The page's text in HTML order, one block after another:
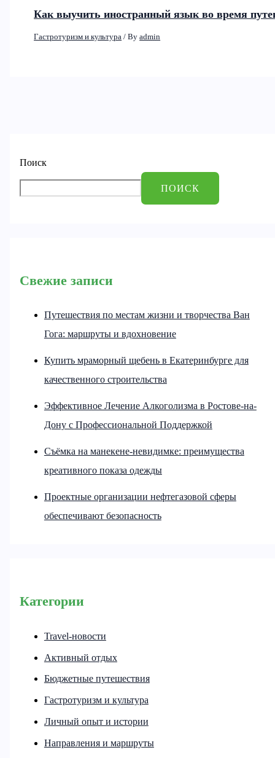
Поиск
ПОИСК
Свежие записи
Путешествия по местам жизни и творчества Ван
Гога: маршруты и вдохновение
Купить мраморный щебень в Екатеринбурге для
качественного строительства
Эффективное Лечение Алкоголизма в Ростове-на-
Дону с Профессиональной Поддержкой
Съёмка на манекене-невидимке: преимущества
креативного показа одежды
Проектные организации нефтегазовой сферы
обеспечивают безопасность
Категории
Travel-новости
Активный отдых
Бюджетные путешествия
Гастротуризм и культура
Личный опыт и истории
Направления и маршруты
Как выучить иностранный язык во время
Гастротуризм и культура / Byadmin